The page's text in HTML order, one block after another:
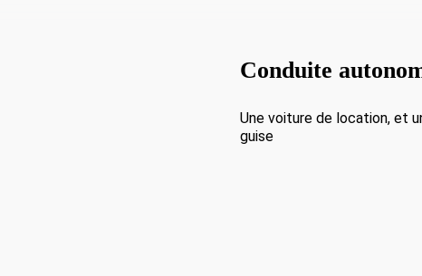
Conduite
Une voiture de location, et
guise